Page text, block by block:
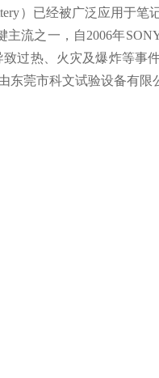
）已经被广泛应用于
流之一，自2006年
过热、火灾及爆炸等
莞市科文试验设备有